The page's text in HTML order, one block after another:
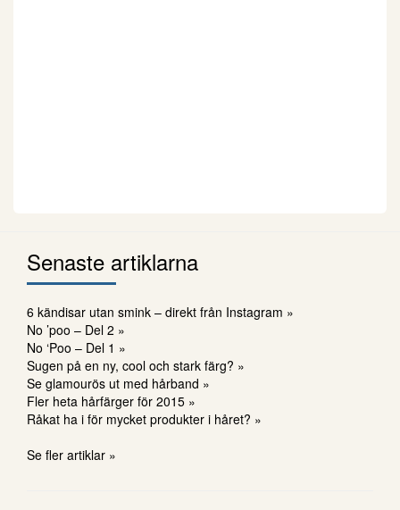
Senaste artiklarna
6 kändisar utan smink – direkt från Instagram »
No ’poo – Del 2 »
No ‘Poo – Del 1 »
Sugen på en ny, cool och stark färg? »
Se glamourös ut med hårband »
Fler heta hårfärger för 2015 »
Råkat ha i för mycket produkter i håret? »
Se fler artiklar »